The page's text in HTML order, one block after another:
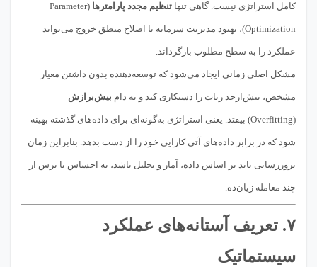
کامل استراتژی نیست. گاهی تنها تنظیم مجدد پارامترها (Parameter
Optimization)، بهبود مدیریت سرمایه یا اصلاح منطق خروج می‌تواند
عملکرد را به سطح مطلوب بازگرداند.
مشکل اصلی زمانی ایجاد می‌شود که توسعه‌دهنده بدون داشتن معیار
مشخص، بیش‌ازحد ربات را دستکاری کند و به دام بیش‌برازش
(Overfitting) بیفتد. یعنی استراتژی به‌گونه‌ای برای داده‌های گذشته بهینه
شود که در برابر داده‌های آتی کارایی خود را از دست بدهد. بنابراین زمان
بروزرسانی باید بر اساس داده، آمار و تحلیل باشد، نه احساس یا ترس از
چند معامله زیان‌ده.
۷. تعریف آستانه‌های عملکرد
سیستماتیک